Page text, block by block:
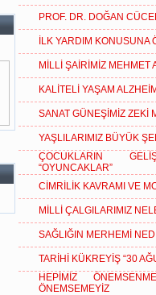
PROF. DR. DOĞAN
İLK YARDIM KONUSUNA
MİLLİ ŞAİRİMİZ MEHMET
KALİTELİ YAŞAM
SANAT GÜNEŞİMİZ ZEKİ
YAŞLILARIMIZ BÜYÜK
ÇOCUKLARIN
“OYUNCAKLAR”
CİMRİLİK KAVRAMI VE
MİLLİ ÇALGILARIMIZ
SAĞLIĞIN MERHEMİ
TARİHİ KÜKREYİŞ “30
HEPİMİZ
ÖNEMSEMEYİZ